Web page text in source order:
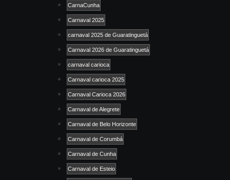
CarnaCunha
Carnaval 2025
carnaval 2025 de Guaratinguetá
Carnaval 2026 de Guaratinguetá
carnaval carioca
Carnaval carioca 2025
Carnaval Carioca 2026
Carnaval de Alegrete
Carnaval de Belo Horizonte
Carnaval de Corumbá
Carnaval de Cunha
Carnaval de Esteio